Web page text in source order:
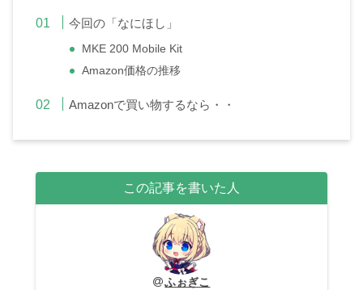
今回の「なにほし」
MKE 200 Mobile Kit
Amazon価格の推移
Amazonで買い物するなら・・
この記事を書いた人
ふぉぎこ